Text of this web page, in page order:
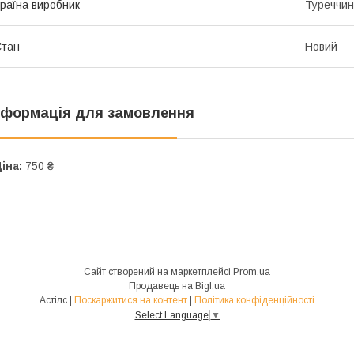
виробник
Новий
для замовлення
750 ₴
Сайт створений на маркетплейсі Prom.ua
Продавець на Bigl.ua
Астілс | Поскаржитися на контент | Політика конфіденційності
Select Language ▼